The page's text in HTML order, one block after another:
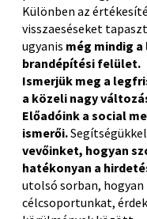
Különben az
visszaeséseket
ugyanis még mindig
brandépítési felület.
Ismerjük meg a
a közeli nagy
Előadóink a social
ismerői.Segítségükkel
vevőinket, hogyan
hatékonyan a
utolsó sorban, hogyan
célcsoportunkat,